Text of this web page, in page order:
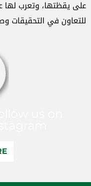
على يقظتها، وتعرب لها
للتعاون في التحقيقات